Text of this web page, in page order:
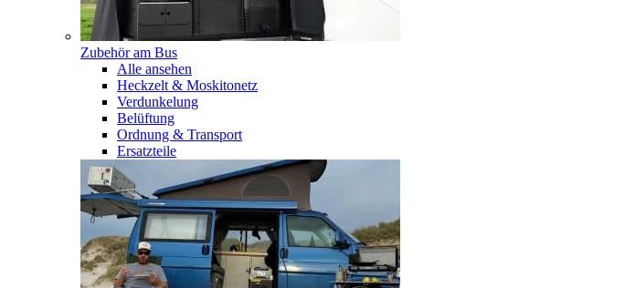
Zubehör am Bus
Alle ansehen
Heckzelt & Moskitonetz
Verdunkelung
Belüftung
Ordnung & Transport
Ersatzteile